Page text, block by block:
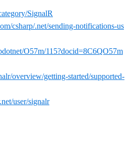
SignalR
csharp/.net/sending-notifications-us
O57m/115?docid=8C6QO57m
overview/getting-started/supported-
user/signalr